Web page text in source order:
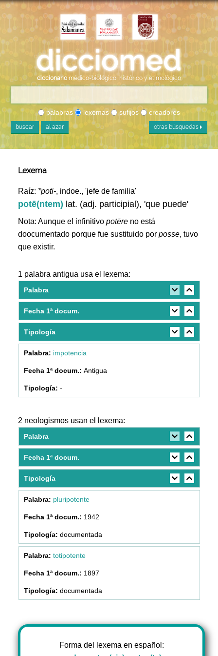
diccionario médico-biológico, histórico y etimológico
palabras lexemas sufijos creadores
buscar al azar otras búsquedas
Lexema
Raíz: *poti-, indoe., 'jefe de familia'
potē(ntem) lat. (adj. participial), 'que puede'
Nota: Aunque el infinitivopotēre no está
doocumentado porque fue sustituido porposse, tuvo
que existir.
1 palabra antigua usa el lexema:
Palabra
Fecha 1ª docum.
Tipología
impotencia
Antigua
-
2 neologismos usan el lexema:
Palabra
Fecha 1ª docum.
Tipología
pluripotente
1942
documentada
totipotente
1897
documentada
Forma del lexema en español: